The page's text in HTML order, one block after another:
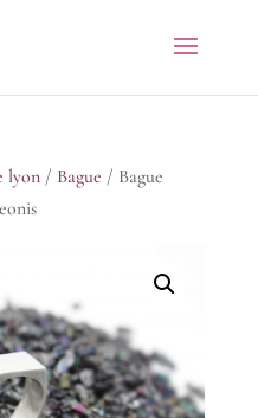
lyon/ Bague / Bague